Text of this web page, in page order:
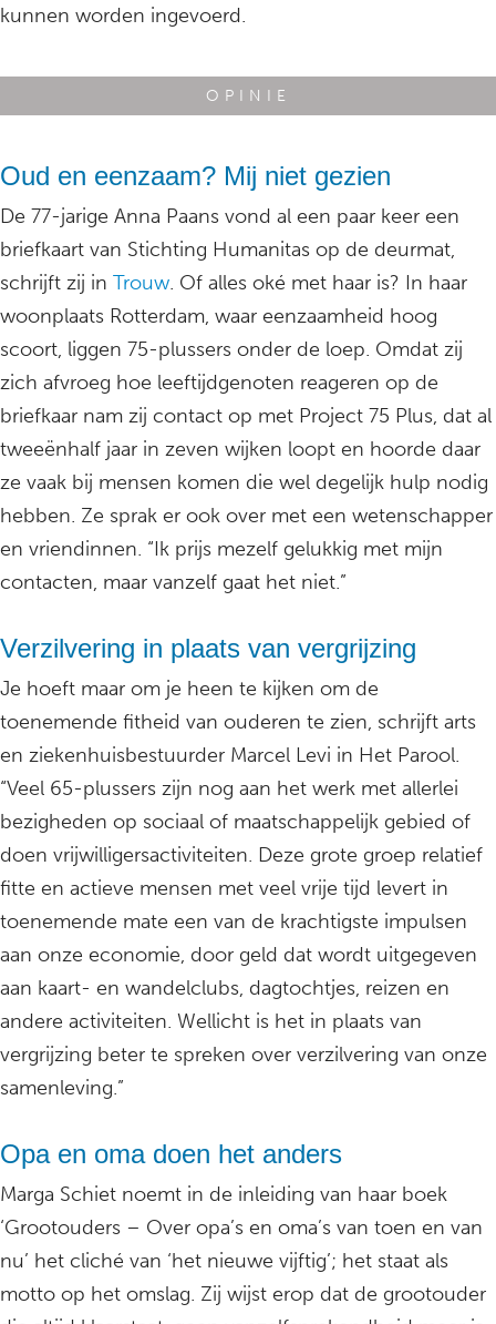
kunnen worden ingevoerd.
OPINIE
Oud en eenzaam? Mij niet gezien
De 77-jarige Anna Paans vond al een paar keer een
briefkaart van Stichting Humanitas op de deurmat,
schrijft zij in Trouw. Of alles oké met haar is? In haar
woonplaats Rotterdam, waar eenzaamheid hoog
scoort, liggen 75-plussers onder de loep. Omdat zij
zich afvroeg hoe leeftijdgenoten reageren op de
briefkaar nam zij contact op met Project 75 Plus, dat al
tweeënhalf jaar in zeven wijken loopt en hoorde daar
ze vaak bij mensen komen die wel degelijk hulp nodig
hebben. Ze sprak er ook over met een wetenschapper
en vriendinnen. “Ik prijs mezelf gelukkig met mijn
contacten, maar vanzelf gaat het niet.”
Verzilvering in plaats van vergrijzing
Je hoeft maar om je heen te kijken om de
toenemende fitheid van ouderen te zien, schrijft arts
en ziekenhuisbestuurder Marcel Levi in Het Parool.
“Veel 65-plussers zijn nog aan het werk met allerlei
bezigheden op sociaal of maatschappelijk gebied of
doen vrijwilligersactiviteiten. Deze grote groep relatief
fitte en actieve mensen met veel vrije tijd levert in
toenemende mate een van de krachtigste impulsen
aan onze economie, door geld dat wordt uitgegeven
aan kaart- en wandelclubs, dagtochtjes, reizen en
andere activiteiten. Wellicht is het in plaats van
vergrijzing beter te spreken over verzilvering van onze
samenleving.”
Opa en oma doen het anders
Marga Schiet noemt in de inleiding van haar boek
‘Grootouders – Over opa’s en oma’s van toen en van
nu’ het cliché van ‘het nieuwe vijftig’; het staat als
motto op het omslag. Zij wijst erop dat de grootouder